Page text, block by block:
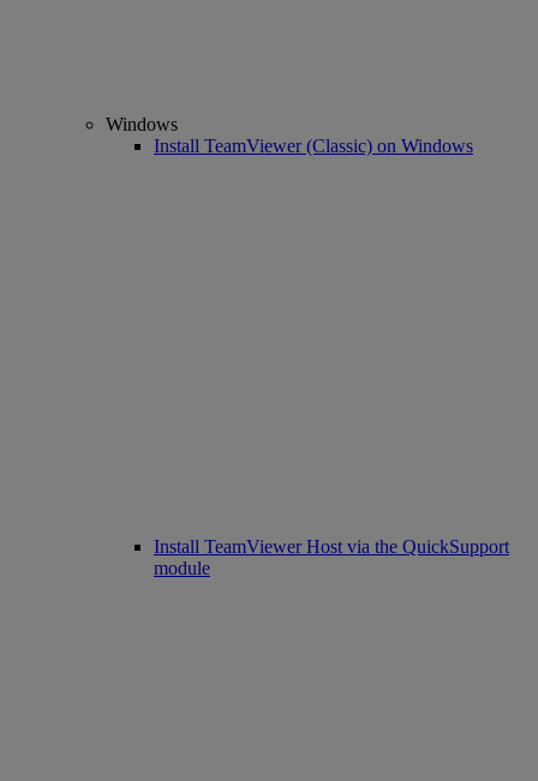
Windows
Install TeamViewer (Classic) on Windows
Install TeamViewer Host via the QuickSupport
module